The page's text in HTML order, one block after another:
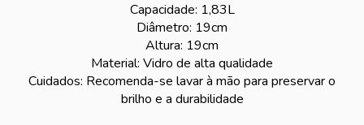
Capacidade: 1,83L
Diâmetro: 19cm
Altura: 19cm
Material: Vidro de alta qualidade
Cuidados: Recomenda-se lavar à mão para preservar o
brilho e a durabilidade